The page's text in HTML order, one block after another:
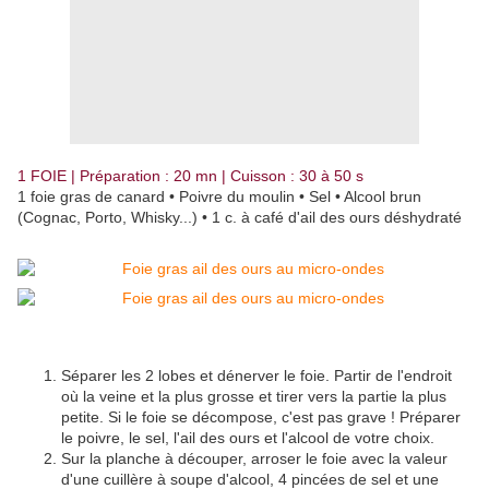
1 FOIE | Préparation : 20 mn | Cuisson : 30 à 50 s
1 foie gras de canard • Poivre du moulin • Sel • Alcool brun
(Cognac, Porto, Whisky...) • 1 c. à café d'ail des ours déshydraté
Séparer les 2 lobes et dénerver le foie. Partir de l'endroit
où la veine et la plus grosse et tirer vers la partie la plus
petite. Si le foie se décompose, c'est pas grave ! Préparer
le poivre, le sel, l'ail des ours et l'alcool de votre choix.
Sur la planche à découper, arroser le foie avec la valeur
d'une cuillère à soupe d'alcool, 4 pincées de sel et une